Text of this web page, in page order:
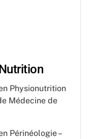
Physionutrition
Médecine de
Périnéologie –